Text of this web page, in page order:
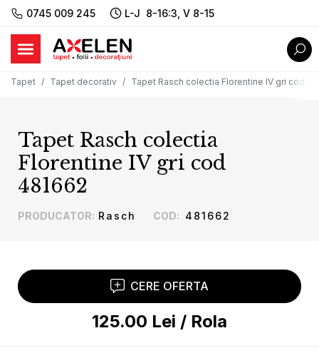
0745 009 245 L-J 8-16:3, V 8-15
Tapet Tapet decorativ Tapet Rasch colectia Florentine IV gri cod
CERE OFERTA
125.00 Lei / Rola
Tapet Rasch colectia
Florentine IV gri cod
481662
PRODUCATOR: Rasch COD: 481662